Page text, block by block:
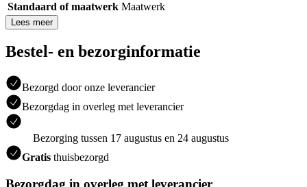
Standaard of maatwerk Maatwerk
Lees meer
Bestel- en bezorginformatie
Bezorgd door onze leverancier
Bezorgdag in overleg met leverancier
Bezorging tussen 17 augustus en 24 augustus
Gratis thuisbezorgd
Bezorgdag in overleg met leverancier